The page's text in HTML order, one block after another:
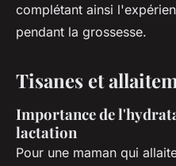
complétant ainsi
pendant la grossesse.
Tisanes et
Importance de
lactation
Pour une maman qui